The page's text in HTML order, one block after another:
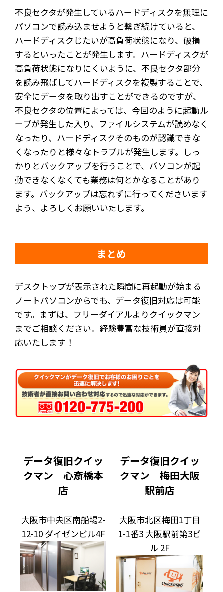
不良セクタが発生しているハードディスクを無理に
パソコンで読み込ませようと繋ぎ続けていると、
ハードディスクじたいが高負荷状態になり、破損
するといったことが発生します。ハードディスクが
高負荷状態になりにくいように、不良セクタ部分
を読み飛ばしてハードディスクを複製することで、
安全にデータを取り出すことができるのですが、
不良セクタの位置によっては、今回のように起動ル
ープが発生した入り、ファイルシステムが読めなく
なったり、ハードディスクそのものが認識できな
くなったりと様々なトラブルが発生します。しっ
かりとバックアップを行うことで、パソコンが起
動できなくなくても業務は何とかなることがあり
ます。バックアップは忘れずに行ってくださいます
よう、よろしくお願いいたします。
まとめ
デスクトップが表示された瞬間に再起動が始まる
ノートパソコンからでも、データ復旧対応は可能
です。まずは、フリーダイアルよりクイックマン
までご相談ください。経験豊富な技術員が直接対
応いたします！
データ復旧クイッ
クマン 心斎橋本
店
大阪市中央区南船場2-
12-10 ダイゼンビル4F
データ復旧クイッ
クマン 梅田大阪
駅前店
大阪市北区梅田1丁目
1-1番3 大阪駅前第3ビ
ル 2F